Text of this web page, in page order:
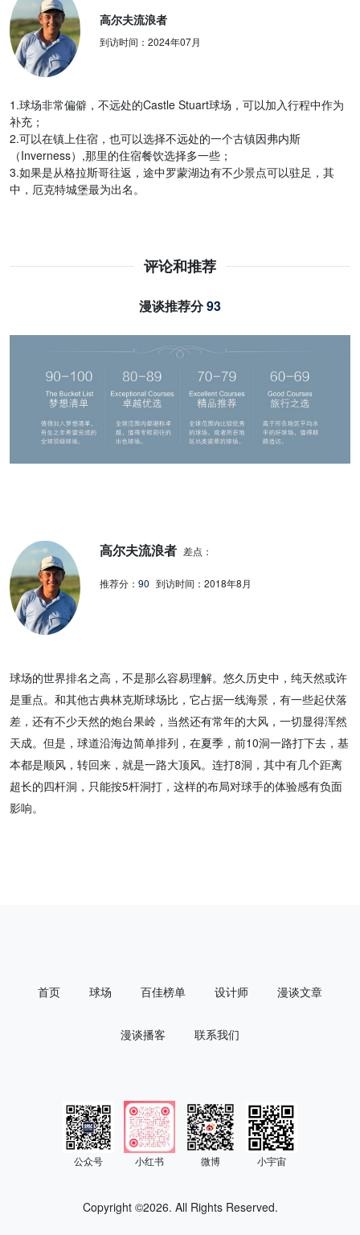
高尔夫流浪者
到访时间： 2024年07月
1.球场非常偏僻，不远处的Castle Stuart球场，可以加入行程中作为
补充；
2.可以在镇上住宿，也可以选择不远处的一个古镇因弗内斯
（Inverness）,那里的住宿餐饮选择多一些；
3.如果是从格拉斯哥往返，途中罗蒙湖边有不少景点可以驻足，其
中，厄克特城堡最为出名。
评论和推荐
漫谈推荐分93
球场的世界排名之高，不是那么容易理解。悠久历史中，纯天然或许
是重点。和其他古典林克斯球场比，它占据一线海景，有一些起伏落
差，还有不少天然的炮台果岭，当然还有常年的大风，一切显得浑然
天成。但是，球道沿海边简单排列，在夏季，前10洞一路打下去，基
本都是顺风，转回来，就是一路大顶风。连打8洞，其中有几个距离
超长的四杆洞，只能按5杆洞打，这样的布局对球手的体验感有负面
影响。
高尔夫流浪者 差点：
推荐分： 90 到访时间： 2018年8月
首页 球场 百佳榜单 设计师 漫谈文章
漫谈播客 联系我们
公众号 小红书 微博 小宇宙
Copyright ©2026. All Rights Reserved.